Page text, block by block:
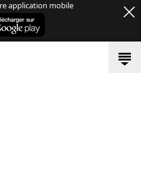
application mobile